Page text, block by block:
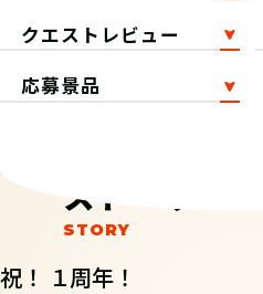
クエストレビュー
応募景品
ストーリー
祝！ １周年！